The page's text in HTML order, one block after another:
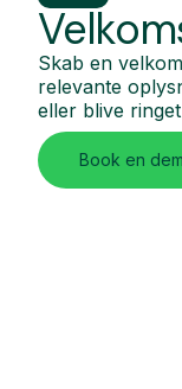
Skab en
relevante
eller blive
Book en